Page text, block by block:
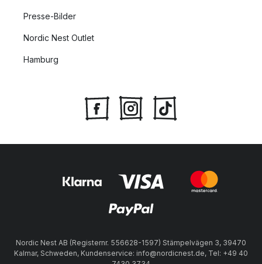
Presse-Bilder
Nordic Nest Outlet
Hamburg
Nordic Nest AB (Registernr. 556628-1597) Stämpelvägen 3, 39470
Kalmar, Schweden, Kundenservice: info@nordicnest.de, Tel: +49 40